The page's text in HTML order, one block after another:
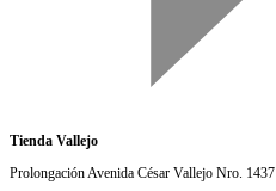
Tienda Vallejo
Prolongación Avenida César Vallejo Nro. 1437